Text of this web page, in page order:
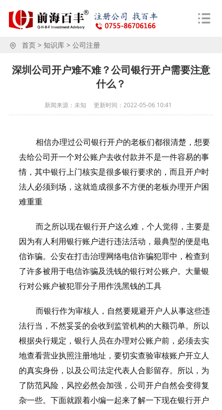
首页> 知识库> 公司注册
深圳公司开户难不难？公司银行开户需要注意
什么？
新闻来源：未知 更新时间： 2022-05-06 10:41
相信办理过公司银行开户的老板们都很清楚，想要
去给公司开一个对公账户去收付款并不是一件容易的事
情，其中银行上门核实是很多银行要求的，而且开户时
法人必须到场，这就造成很多不方便的老板办理开户困
难重重
而之所以现在银行开户这么难，个人觉得，主要是
因为有人利用银行账户进行违法活动，最典型的便是电
信诈骗。公安在打击治理网络电信诈骗犯罪中，检查到
了许多被用于电信诈骗及洗钱的银行对公账户。大量银
行对公账户被犯罪分子用作洗黑钱的工具
而银行作为审核人，自然要规避开户人从事这些违
法行当，不然妥妥的会收到监管机构的大额罚单。所以
根据央行规定，银行人员在办理对公账户前，必须去实
地查看营业执照注册地址，要切实查验审核账户开立人
的真实身份，以及公司法定代表人合影留存。所以，为
了防范风险，风控必然会加强，公司开户自然会变得复
杂一些。下面就跟着小编一起来了解一下现在银行开户